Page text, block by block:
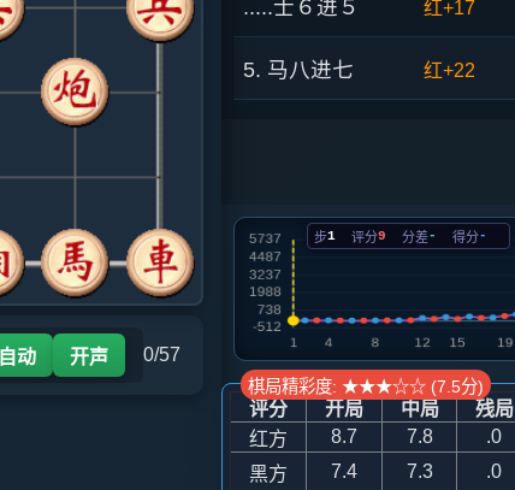
自动 开声 0/57
.....士６进５ 红+17
5. 马八进七 红+22
.....车９平８
7. 马七进五 红+135
.....车８进４ 红+268
8. 车九进一 红+123
步1 评分9 分差- 得分-
棋局精彩度: ★★★☆☆ (7.5分)
评分 开局 中局 残局
红方
8.7 7.8 .0
黑方 7.4 7.3 .0